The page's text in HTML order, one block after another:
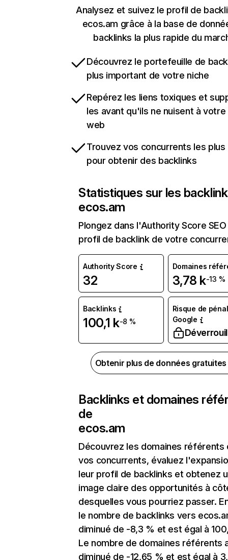
Analysez et suivez le profil de
ecos.am grâce à la base de
backlinks la plus rapide du
Découvrez le portefeuille de
plus important de votre niche
Repérez les liens toxiques et
les avant qu'ils ne nuisent à
web
Trouvez vos concurrents les
pour obtenir des backlinks
Statistiques sur les
ecos.am
Plongez dans l'Authority Score
profil de backlink de votre
Authority Score
32
Domaines
3,78 k-13 %
Backlinks
100,1 k-8 %
Risque de
Google
Obtenir plus de données
Backlinks et domaines
de
ecos.am
Découvrez les domaines référents
vos concurrents, évaluez
leur profil de backlinks et obtenez
image claire des opportunités à
desquelles vous pourriez passer.
le nombre de backlinks vers
diminué de -8,3 % et est égal à
Le nombre de domaines référents
diminué de -12,65 % et est égal à